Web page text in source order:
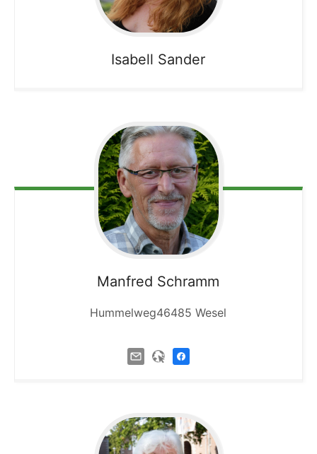
Isabell Sander
Manfred Schramm
Hummelweg46485 Wesel